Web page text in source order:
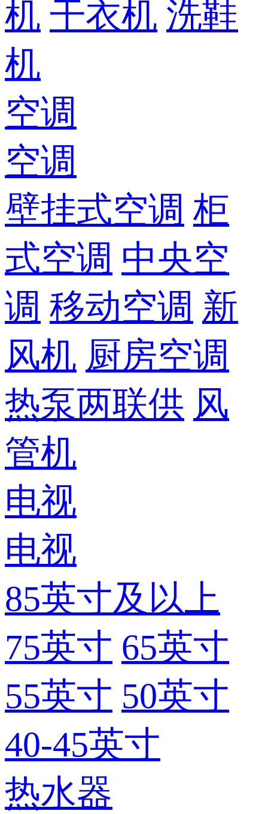
机 干衣机 洗鞋
机
空调
空调
壁挂式空调 柜
式空调 中央空
调 移动空调 新
风机 厨房空调
热泵两联供 风
管机
电视
电视
85英寸及以上
75英寸 65英寸
55英寸 50英寸
40-45英寸
热水器